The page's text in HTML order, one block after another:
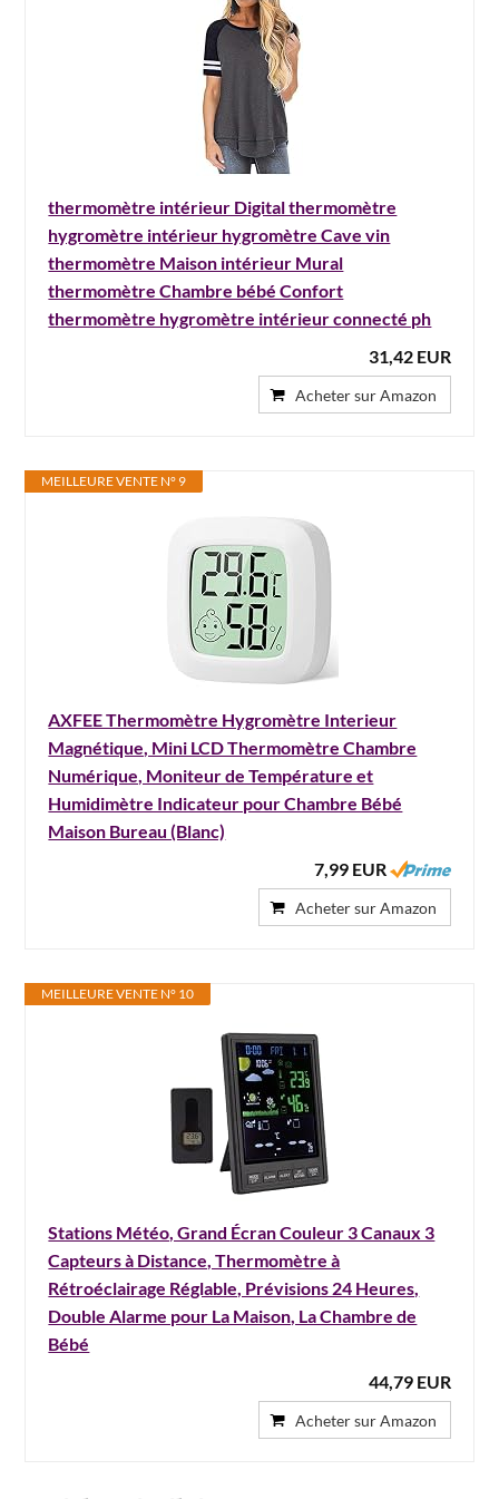
thermomètre intérieur Digital thermomètre
hygromètre intérieur hygromètre Cave vin
thermomètre Maison intérieur Mural
thermomètre Chambre bébé Confort
thermomètre hygromètre intérieur connecté ph
31,42 EUR
Acheter sur Amazon
MEILLEURE VENTE N° 9
AXFEE Thermomètre Hygromètre Interieur
Magnétique, Mini LCD Thermomètre Chambre
Numérique, Moniteur de Température et
Humidimètre Indicateur pour Chambre Bébé
Maison Bureau (Blanc)
7,99 EUR
Acheter sur Amazon
MEILLEURE VENTE N° 10
Stations Météo, Grand Écran Couleur 3 Canaux 3
Capteurs à Distance, Thermomètre à
Rétroéclairage Réglable, Prévisions 24 Heures,
Double Alarme pour La Maison, La Chambre de
Bébé
44,79 EUR
Acheter sur Amazon